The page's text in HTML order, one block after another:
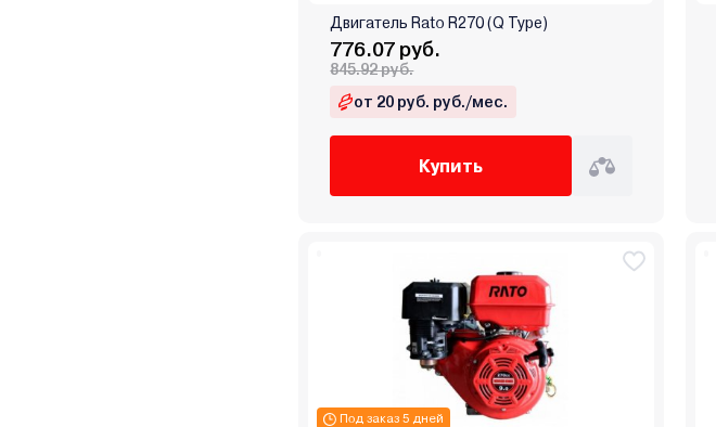
Двигатель Rato R270 (Q Type)
776.07 руб.
845.92 руб.
от 20 руб. руб./мес.
Купить
Под заказ 5 дней